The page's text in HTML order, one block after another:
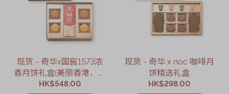
现货 - 奇华x国窖1573浓
香月饼礼盒(美丽香港．限
定版)
HK$548.00
现货 - 奇华 x noc 咖啡月
饼精选礼盒
HK$298.00